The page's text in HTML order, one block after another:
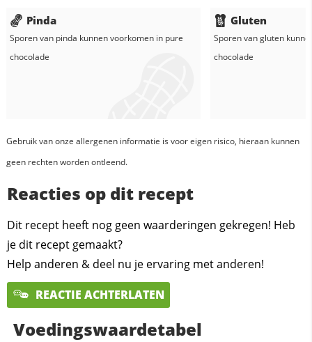
Pinda
Sporen van pinda kunnen voorkomen in pure
chocolade
Gluten
Sporen van gluten
chocolade
Gebruik van onze allergenen informatie is voor eigen risico, hieraan kunnen
geen rechten worden ontleend.
Reacties op dit recept
Dit recept heeft nog geen waarderingen gekregen! Heb
je dit recept gemaakt?
Help anderen & deel nu je ervaring met anderen!
REACTIE ACHTERLATEN
Voedingswaardetabel